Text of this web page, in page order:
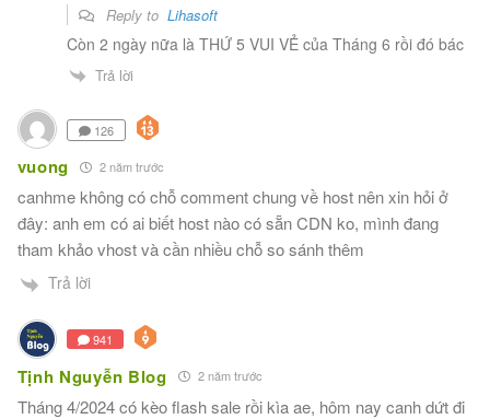
Reply toLihasoft
Còn 2 ngày nữa là THỨ 5 VUI VẺ của Tháng 6 rồi đó bác
Trả lời
126
vuong 2 năm trước
canhme không có chỗ comment chung về host nên xin hỏi ở
đây: anh em có ai biết host nào có sẵn CDN ko, mình đang
tham khảo vhost và cần nhiều chỗ so sánh thêm
Trả lời
941
Tịnh Nguyễn Blog 2 năm trước
Tháng 4/2024 có kèo flash sale rồi kìa ae, hôm nay canh dứt đi